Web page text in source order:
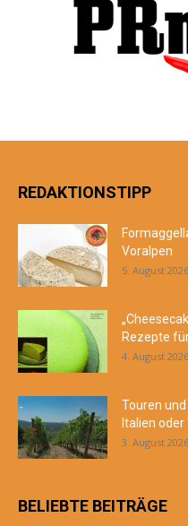
REDAKTIONSTIPP
Voralpen
5. August 2026
Rezepte
4. August 2026
Touren
Italien
3. August 2026
BELIEBTE BEITRÄGE